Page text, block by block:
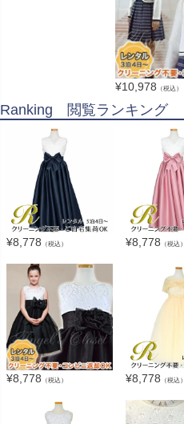
¥10,978 （税込）
Ranking 閲覧ランキング
¥8,778 （税込） ¥8,778 （税込）
¥8,778 （税込） ¥8,778 （税込）